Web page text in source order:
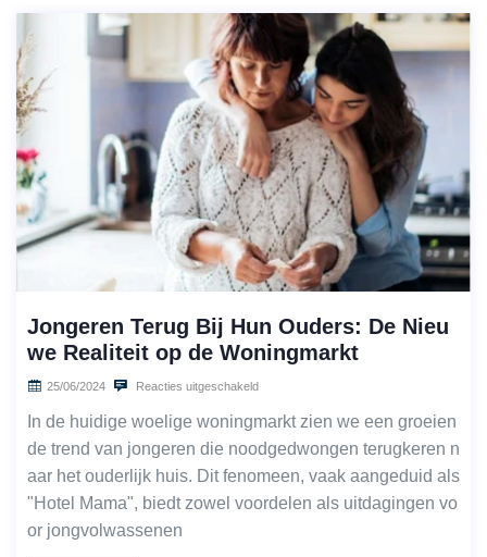
Jongeren Terug Bij Hun Ouders: De Nieu
we Realiteit op de Woningmarkt
25/06/2024 Reacties uitgeschakeld
In de huidige woelige woningmarkt zien we een groeien
de trend van jongeren die noodgedwongen terugkeren n
aar het ouderlijk huis. Dit fenomeen, vaak aangeduid als
"Hotel Mama", biedt zowel voordelen als uitdagingen vo
or jongvolwassenen